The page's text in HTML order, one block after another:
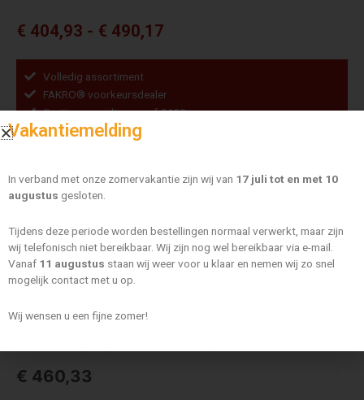
€ 404,93 - € 490,17
tot
Volledig assortiment
FAKRO® voorkeursdealer
Gratis verzending vanaf €400,-
Maat
WISSEN
€ 460,33
Fakro
Z-
aantal
Vakantiemelding
In verband met onze zomervakantie zijn wij van 17 juli tot en met 10
augustus gesloten.
Tijdens deze periode worden bestellingen normaal verwerkt, maar zijn
wij telefonisch niet bereikbaar. Wij zijn nog wel bereikbaar via e-mail.
Vanaf 11 augustus staan wij weer voor u klaar en nemen wij zo snel
mogelijk contact met u op.
Wij wensen u een fijne zomer!